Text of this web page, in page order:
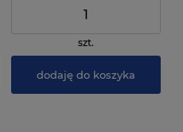
szt.
dodaję do koszyka